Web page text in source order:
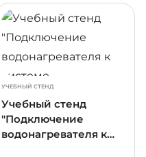
УЧЕБНЫЙ СТЕНД
Учебный стенд
"Подключение
водонагревателя к